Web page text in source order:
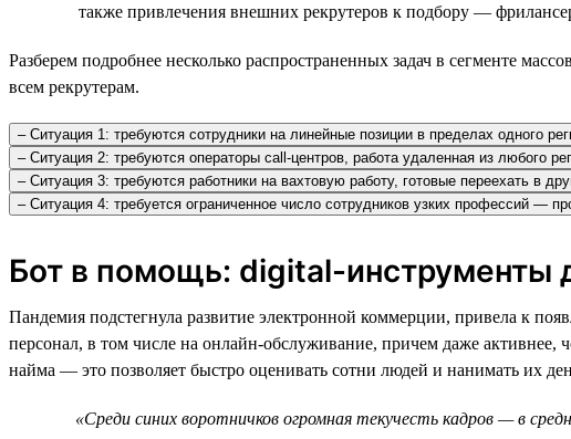
также привлечения внешних рекрутеров к подбору —
Разберем подробнее несколько распространенных задач в сегменте
всем рекрутерам.
– Ситуация 1: требуются сотрудники на линейные позиции в пределах одного
– Ситуация 2: требуются операторы call-центров, работа удаленная из любого
– Ситуация 3: требуются работники на вахтовую работу, готовые переехать в
– Ситуация 4: требуется ограниченное число сотрудников узких профессий —
Бот в помощь: digital-инструменты
Пандемия подстегнула развитие электронной коммерции, привела к
персонал, в том числе на онлайн-обслуживание, причем даже активнее,
найма — это позволяет быстро оценивать сотни людей и нанимать их
«Среди синих воротничков огромная текучесть кадров — в